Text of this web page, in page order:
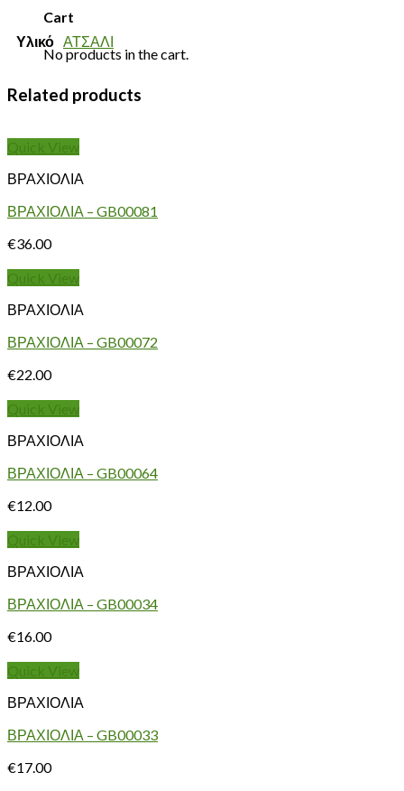
Cart
No products in the cart.
Υλικό ΑΤΣΑΛΙ
Related products
Quick View
ΒΡΑΧΙΟΛΙΑ
ΒΡΑΧΙΟΛΙΑ – GB00081
€36.00
Quick View
ΒΡΑΧΙΟΛΙΑ
ΒΡΑΧΙΟΛΙΑ – GB00072
€22.00
Quick View
ΒΡΑΧΙΟΛΙΑ
ΒΡΑΧΙΟΛΙΑ – GB00064
€12.00
Quick View
ΒΡΑΧΙΟΛΙΑ
ΒΡΑΧΙΟΛΙΑ – GB00034
€16.00
Quick View
ΒΡΑΧΙΟΛΙΑ
ΒΡΑΧΙΟΛΙΑ – GB00033
€17.00